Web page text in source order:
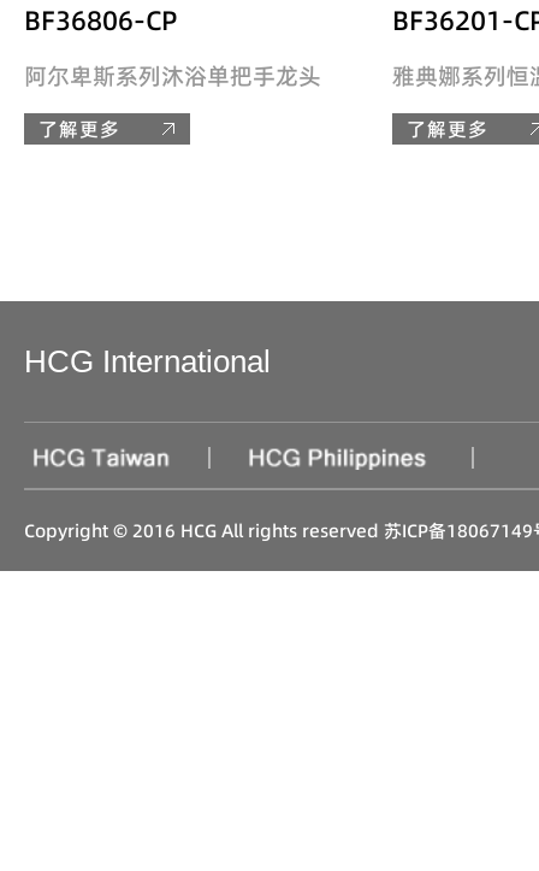
BF36806-CP
阿尔卑斯系列沐浴单把手龙头
了解更多
BF36201-
雅典娜系列恒
了解更多
HCG International
| |
Copyright © 2016 HCG All rights reserved 苏ICP备